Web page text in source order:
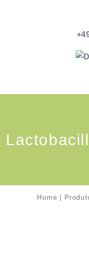
Home |